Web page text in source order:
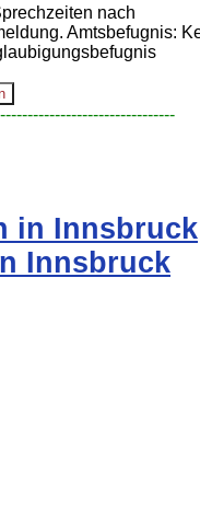
nach
Amtsbefugnis:
in Innsbruck
Innsbruck